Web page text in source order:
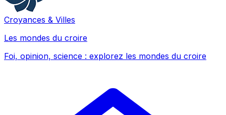
Croyances & Villes
Les mondes du croire
Foi, opinion, science : explorez les mondes du croire